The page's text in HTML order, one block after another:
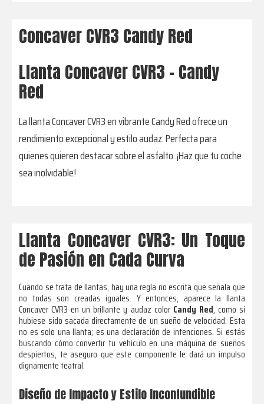
Concaver CVR3 Candy Red
Llanta Concaver CVR3 - Candy
Red
La llanta Concaver CVR3 en vibrante Candy Red ofrece un
rendimiento excepcional y estilo audaz. Perfecta para
quienes quieren destacar sobre el asfalto. ¡Haz que tu coche
sea inolvidable!
Llanta Concaver CVR3: Un Toque
de Pasión en Cada Curva
Cuando se trata de llantas, hay una regla no escrita que señala que
no todas son creadas iguales. Y entonces, aparece la llanta
Concaver CVR3 en un brillante y audaz color Candy Red, como si
hubiese sido sacada directamente de un sueño de velocidad. Esta
no es solo una llanta; es una declaración de intenciones. Si estás
buscando cómo convertir tu vehículo en una máquina de sueños
despiertos, te aseguro que este componente le dará un impulso
dignamente teatral.
Diseño de Impacto y Estilo Inconfundible